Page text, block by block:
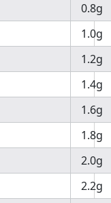
0.8g
1.0g
1.2g
1.4g
1.6g
1.8g
2.0g
2.2g